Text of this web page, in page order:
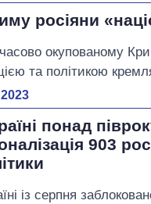
росіяни
окупованому
та політикою
понад
903
із серпня